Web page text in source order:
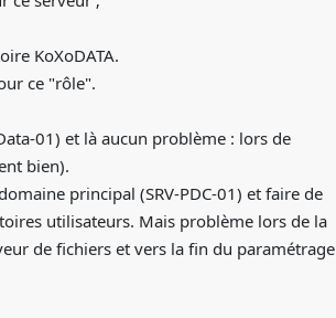
KoXoDATA.
ce "rôle".
01) et là aucun problème : lors de
bien).
principal (SRV-PDC-01) et faire de
utilisateurs. Mais problème lors de la
de fichiers et vers la fin du paramétrage